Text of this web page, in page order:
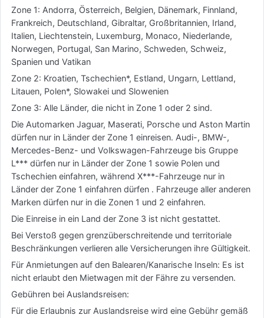
Zone 1: Andorra, Österreich, Belgien, Dänemark, Finnland,
Frankreich, Deutschland, Gibraltar, Großbritannien, Irland,
Italien, Liechtenstein, Luxemburg, Monaco, Niederlande,
Norwegen, Portugal, San Marino, Schweden, Schweiz,
Spanien und Vatikan
Zone 2: Kroatien, Tschechien*, Estland, Ungarn, Lettland,
Litauen, Polen*, Slowakei und Slowenien
Zone 3: Alle Länder, die nicht in Zone 1 oder 2 sind.
Die Automarken Jaguar, Maserati, Porsche und Aston Martin
dürfen nur in Länder der Zone 1 einreisen. Audi-, BMW-,
Mercedes-Benz- und Volkswagen-Fahrzeuge bis Gruppe
L*** dürfen nur in Länder der Zone 1 sowie Polen und
Tschechien einfahren, während X***-Fahrzeuge nur in
Länder der Zone 1 einfahren dürfen . Fahrzeuge aller anderen
Marken dürfen nur in die Zonen 1 und 2 einfahren.
Die Einreise in ein Land der Zone 3 ist nicht gestattet.
Bei Verstoß gegen grenzüberschreitende und territoriale
Beschränkungen verlieren alle Versicherungen ihre Gültigkeit.
Für Anmietungen auf den Balearen/Kanarische Inseln: Es ist
nicht erlaubt den Mietwagen mit der Fähre zu versenden.
Gebühren bei Auslandsreisen:
Für die Erlaubnis zur Auslandsreise wird eine Gebühr gemäß